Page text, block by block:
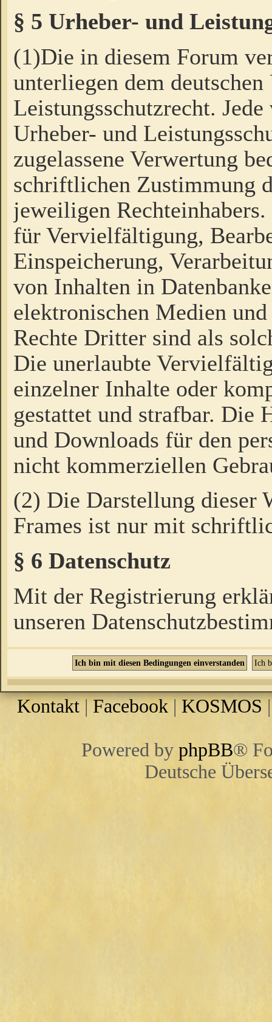
§ 5 Urheber- und
(1)Die in diesem Forum
unterliegen dem
Leistungsschutzrecht.
Urheber- und
zugelassene Verwertung
schriftlichen Zustimmung
jeweiligen
für Vervielfältigung,
Einspeicherung,
von Inhalten in
elektronischen Medien
Rechte Dritter sind als
Die unerlaubte
einzelner Inhalte oder
gestattet und strafbar. Die
und Downloads für den
nicht kommerziellen
(2) Die Darstellung dieser
Frames ist nur mit
§ 6 Datenschutz
Mit der Registrierung
unseren
Kontakt |Facebook | KOSMOS
Powered by phpBB®
Deutsche